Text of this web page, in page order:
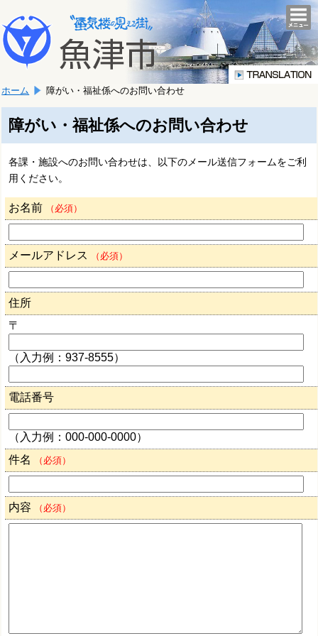
文
へ
移
ま
す。
こ
か
文
で
す。
ホーム 障がい・福祉係へのお問い合わせ
障がい・福祉係へのお問い合わせ
各課・施設へのお問い合わせは、以下のメール送信フォームをご利
用ください。
お名前 （必須）
メールアドレス （必須）
住所
〒
（入力例：937-8555）
電話番号
（入力例：000-000-0000）
件名
（必須）
内容 （必須）